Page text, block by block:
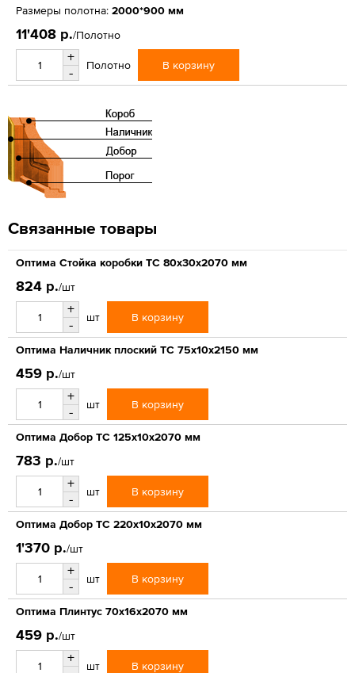
Размеры полотна: 2000*900 мм
11'408 р./Полотно
+
-
Полотно В корзину
Связанные товары
Оптима Стойка коробки ТС 80х30х2070 мм
824 р./шт
+
-
шт В корзину
Оптима Наличник плоский ТС 75х10х2150 мм
459 р./шт
+
-
шт В корзину
Оптима Добор ТС 125х10х2070 мм
783 р./шт
+
-
шт В корзину
Оптима Добор ТС 220х10х2070 мм
1'370 р./шт
+
-
шт В корзину
Оптима Плинтус 70х16х2070 мм
459 р./шт
+
шт В корзину